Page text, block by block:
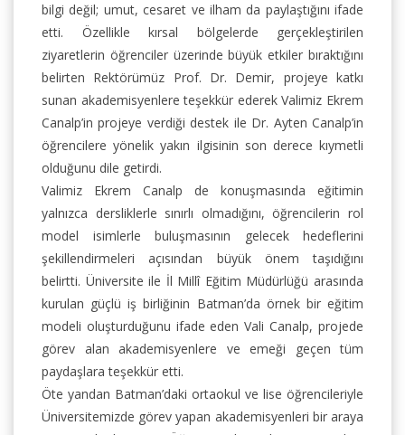
bilgi değil; umut, cesaret ve ilham da paylaştığını ifade
etti. Özellikle kırsal bölgelerde gerçekleştirilen
ziyaretlerin öğrenciler üzerinde büyük etkiler bıraktığını
belirten Rektörümüz Prof. Dr. Demir, projeye katkı
sunan akademisyenlere teşekkür ederek Valimiz Ekrem
Canalp’in projeye verdiği destek ile Dr. Ayten Canalp’in
öğrencilere yönelik yakın ilgisinin son derece kıymetli
olduğunu dile getirdi.
Valimiz Ekrem Canalp de konuşmasında eğitimin
yalnızca dersliklerle sınırlı olmadığını, öğrencilerin rol
model isimlerle buluşmasının gelecek hedeflerini
şekillendirmeleri açısından büyük önem taşıdığını
belirtti. Üniversite ile İl Millî Eğitim Müdürlüğü arasında
kurulan güçlü iş birliğinin Batman’da örnek bir eğitim
modeli oluşturduğunu ifade eden Vali Canalp, projede
görev alan akademisyenlere ve emeği geçen tüm
paydaşlara teşekkür etti.
Öte yandan Batman’daki ortaokul ve lise öğrencileriyle
Üniversitemizde görev yapan akademisyenleri bir araya